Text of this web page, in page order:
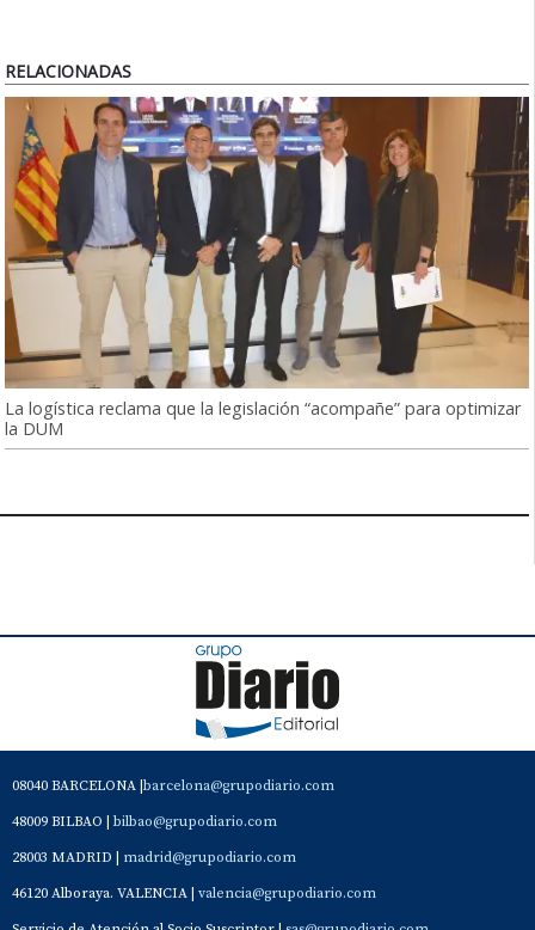
RELACIONADAS
La logística reclama que la legislación “acompañe” para optimizar
la DUM
08040 BARCELONA | barcelona@grupodiario.com
48009 BILBAO | bilbao@grupodiario.com
28003 MADRID | madrid@grupodiario.com
46120 Alboraya. VALENCIA | valencia@grupodiario.com